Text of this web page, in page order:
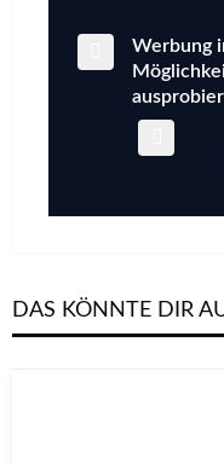
Previous
Post
Werbung
DAS KÖNNTE DIR